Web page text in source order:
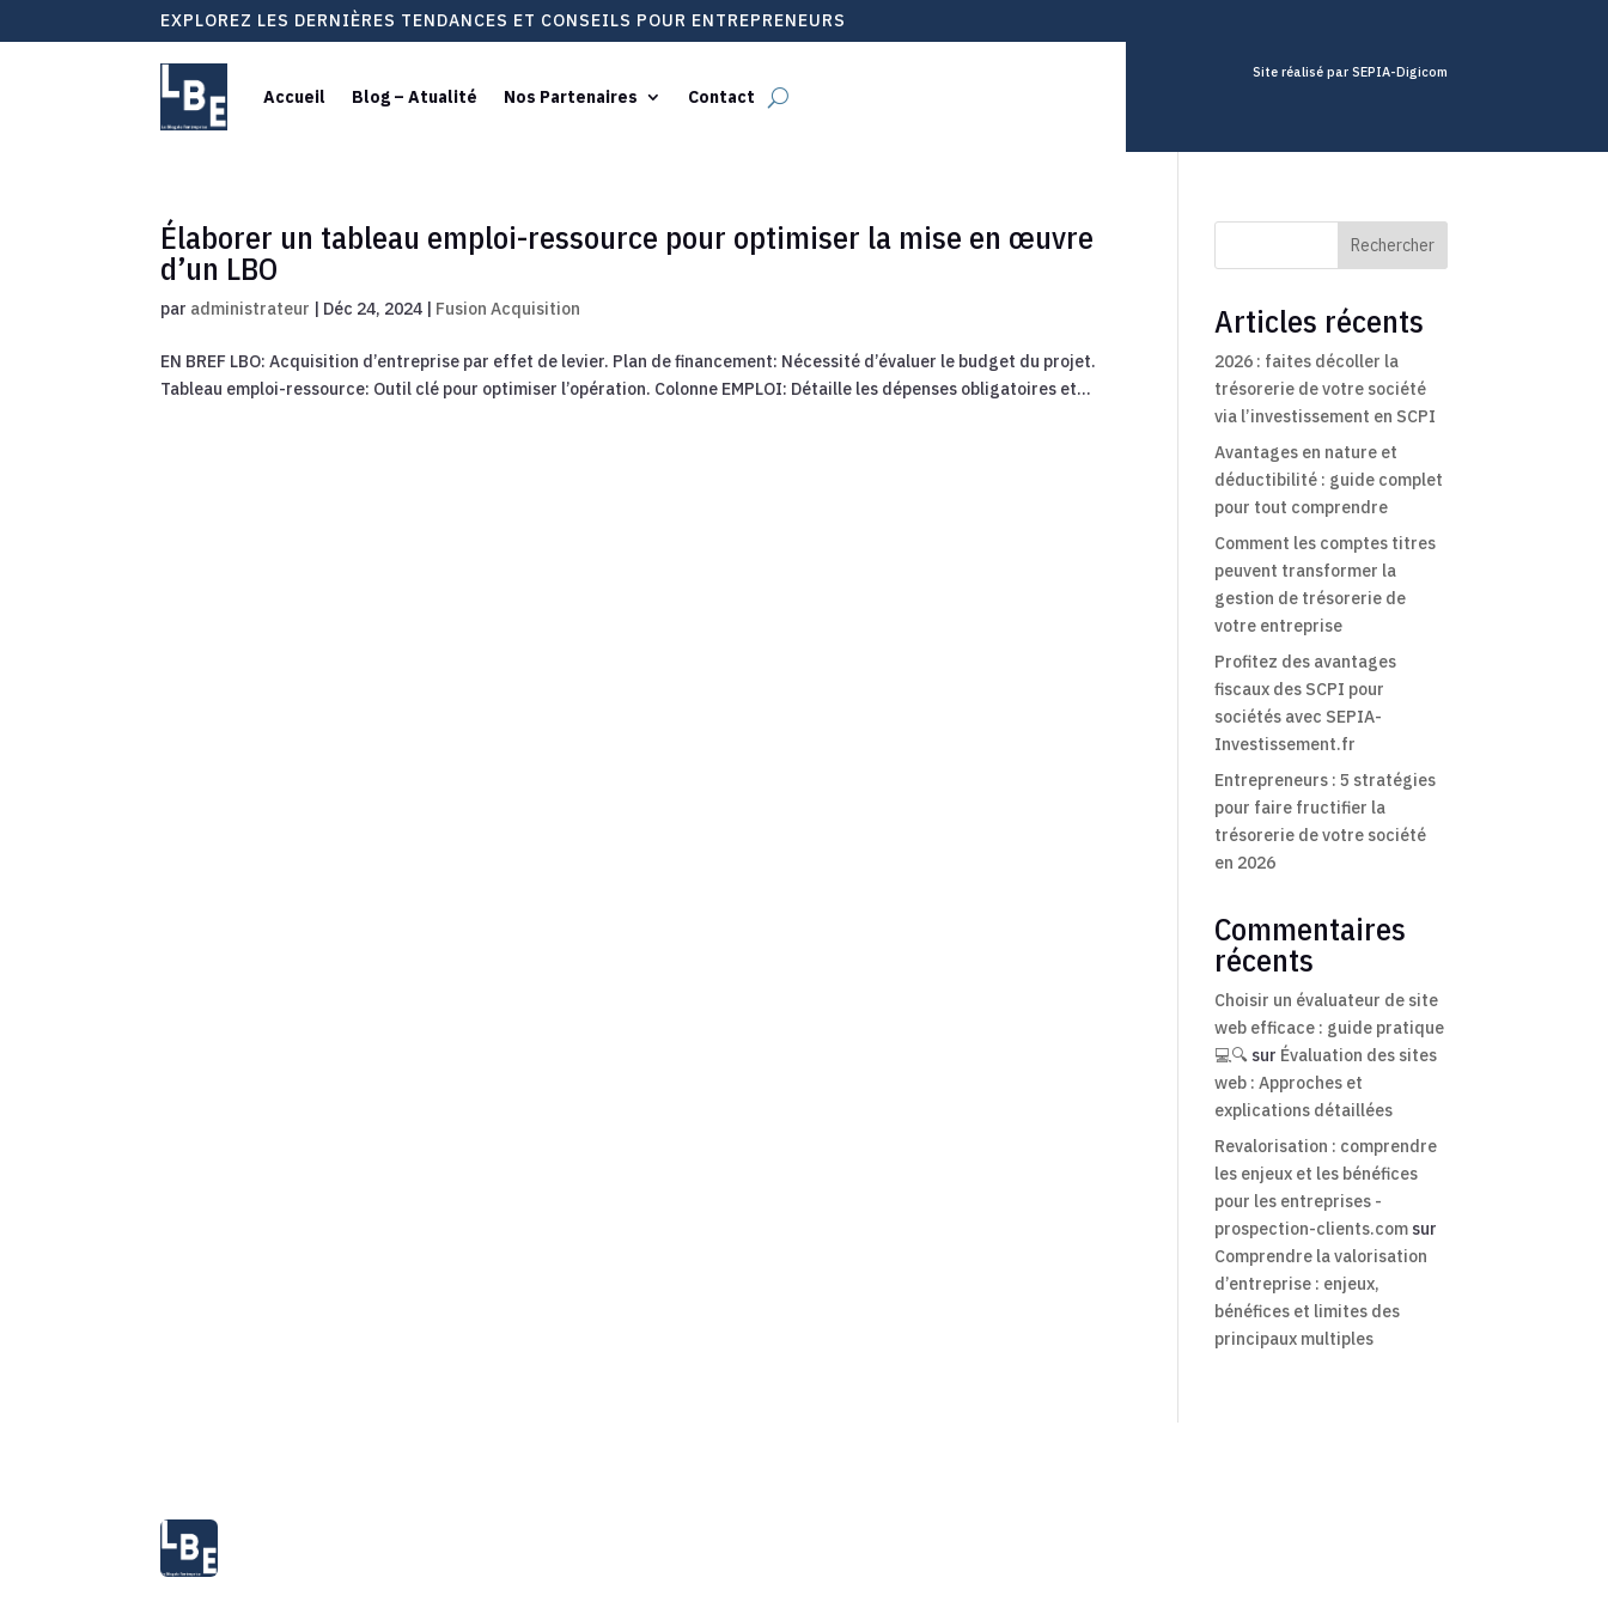
EXPLOREZ LES DERNIÈRES TENDANCES ET CONSEILS POUR ENTREPRENEURS
Accueil Blog – Atualité Nos Partenaires Contact
Site réalisé par SEPIA-Digicom
Élaborer un tableau emploi-ressource pour optimiser la mise en œuvre
d’un LBO
par administrateur | Déc 24, 2024 | Fusion Acquisition
EN BREF LBO: Acquisition d’entreprise par effet de levier. Plan de financement: Nécessité d’évaluer le budget du projet.
Tableau emploi-ressource: Outil clé pour optimiser l’opération. Colonne EMPLOI: Détaille les dépenses obligatoires et...
Rechercher
Articles récents
2026 : faites décoller la
trésorerie de votre société
via l’investissement en SCPI
Avantages en nature et
déductibilité : guide complet
pour tout comprendre
Comment les comptes titres
peuvent transformer la
gestion de trésorerie de
votre entreprise
Profitez des avantages
fiscaux des SCPI pour
sociétés avec SEPIA-
Investissement.fr
Entrepreneurs : 5 stratégies
pour faire fructifier la
trésorerie de votre société
en 2026
Commentaires
récents
Choisir un évaluateur de site
web efficace : guide pratique
💻🔍 sur Évaluation des sites
web : Approches et
explications détaillées
Revalorisation : comprendre
les enjeux et les bénéfices
pour les entreprises -
prospection-clients.com sur
Comprendre la valorisation
d’entreprise : enjeux,
bénéfices et limites des
principaux multiples